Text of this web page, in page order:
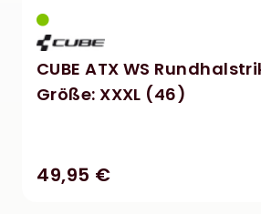
CUBE ATX WS
Größe: XXXL (46)
49,95 €